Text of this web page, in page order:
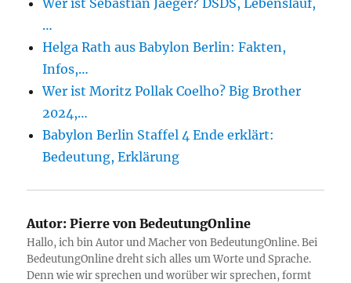
Wer ist Sebastian Jaeger? DSDS, Lebenslauf,
…
Helga Rath aus Babylon Berlin: Fakten,
Infos,…
Wer ist Moritz Pollak Coelho? Big Brother
2024,…
Babylon Berlin Staffel 4 Ende erklärt:
Bedeutung, Erklärung
Autor: Pierre von BedeutungOnline
Hallo, ich bin Autor und Macher von BedeutungOnline. Bei
BedeutungOnline dreht sich alles um Worte und Sprache.
Denn wie wir sprechen und worüber wir sprechen, formt